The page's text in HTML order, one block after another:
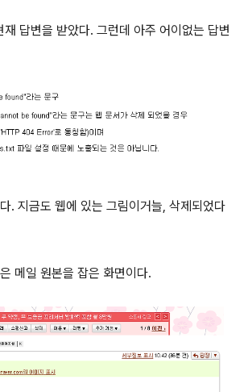
답변을 받았다. 그런데 아주 어이없는 답변
. 지금도 웹에 있는 그림이거늘, 삭제되었다
메일 원본을 잡은 화면이다.